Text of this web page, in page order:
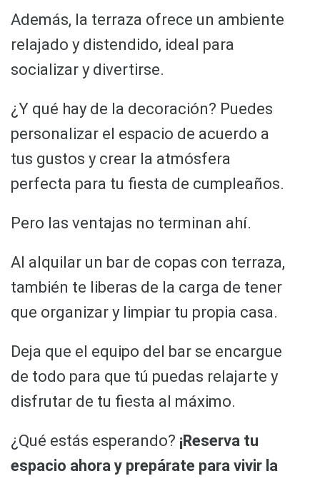
Además, la terraza ofrece un ambiente
relajado y distendido, ideal para
socializar y divertirse.
¿Y qué hay de la decoración? Puedes
personalizar el espacio de acuerdo a
tus gustos y crear la atmósfera
perfecta para tu fiesta de cumpleaños.
Pero las ventajas no terminan ahí.
Al alquilar un bar de copas con terraza,
también te liberas de la carga de tener
que organizar y limpiar tu propia casa.
Deja que el equipo del bar se encargue
de todo para que tú puedas relajarte y
disfrutar de tu fiesta al máximo.
¿Qué estás esperando? ¡Reserva tu
espacio ahora y prepárate para vivir la